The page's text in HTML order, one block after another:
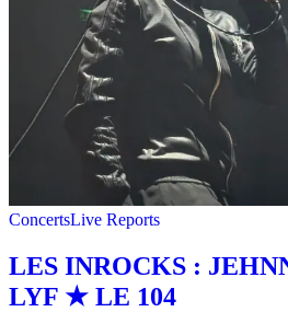
ConcertsLive Reports
LES INROCKS :
LYF ★ LE 104